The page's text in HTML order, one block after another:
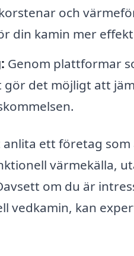
och
din kamin mer
Genom plattformar
det möjligt att
ett företag som
värmekälla,
om du är
vedkamin, kan